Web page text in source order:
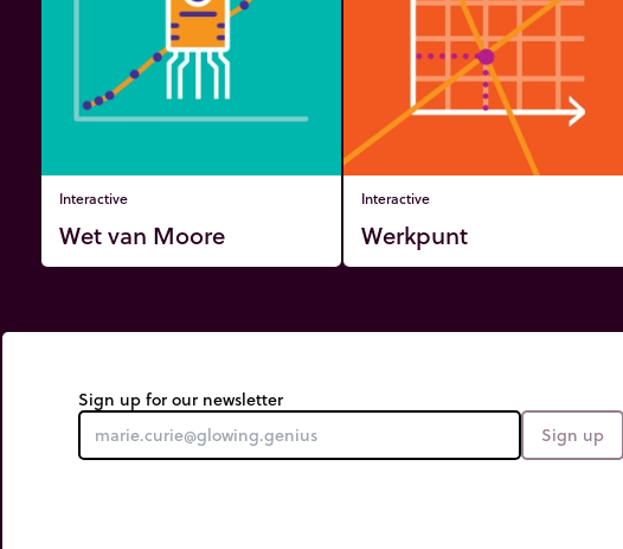
Interactive
Wet van Moore
Interactive
Werkpunt
Sign up for our newsletter
Sign up